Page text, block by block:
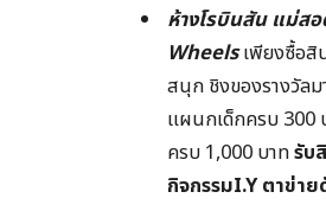
ห้างโรบินสัน แม่ส
Wheels เพียงซื้อสิ
สนุก ชิงของรางวัลม
แผนกเด็กครบ 300
ครบ 1,000 บาทรับ
กิจกรรมI.Yตาข่า